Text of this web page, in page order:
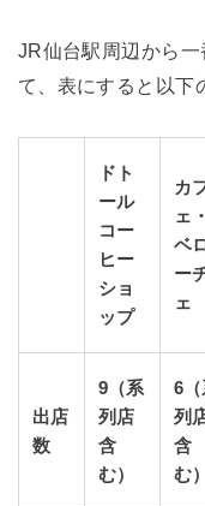
JR仙台駅周辺から
て、表にすると以下
ドト
ール
コー
ヒー
ショ
ップ
カ
ェ・
ベ
ー
ェ
出店
数
9（系
列店
含
む）
6
列
含
む）